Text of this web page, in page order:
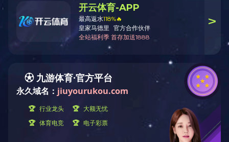
传真：（020）23889566
邮箱：market@gzhaisan.cn
网址：www.cktv-mediaproductions.com
总部地址：广州市番禺区番禺大道北555号广州番禺天安节能科技园
总部中心23号楼12层 邮编：511400
生产基地地址：广东韶关新丰马头镇工业园
电话：（020）-23889586 传真：+8620-23889566 24小时业务热